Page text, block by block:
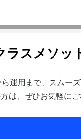
スメソッ
運用まで、スムーズ
は、ぜひお気軽にご